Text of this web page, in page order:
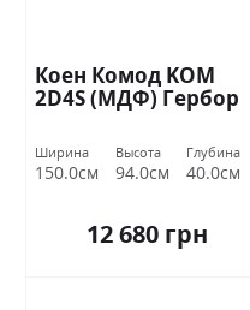
Коен Комод KOM
2D4S (МДФ) Гербор
Ширина
150.0см
Высота
94.0см
Глубина
40.0см
12 680 грн